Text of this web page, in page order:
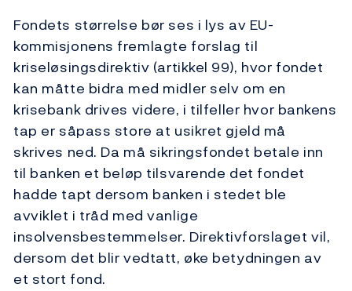
Fondets størrelse bør ses i lys av EU-
kommisjonens fremlagte forslag til
kriseløsingsdirektiv (artikkel 99), hvor fondet
kan måtte bidra med midler selv om en
krisebank drives videre, i tilfeller hvor bankens
tap er såpass store at usikret gjeld må
skrives ned. Da må sikringsfondet betale inn
til banken et beløp tilsvarende det fondet
hadde tapt dersom banken i stedet ble
avviklet i tråd med vanlige
insolvensbestemmelser. Direktivforslaget vil,
dersom det blir vedtatt, øke betydningen av
et stort fond.